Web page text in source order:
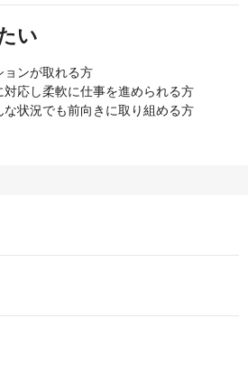
い
ョンが取れる方
応し柔軟に仕事を進められる方
状況でも前向きに取り組める方